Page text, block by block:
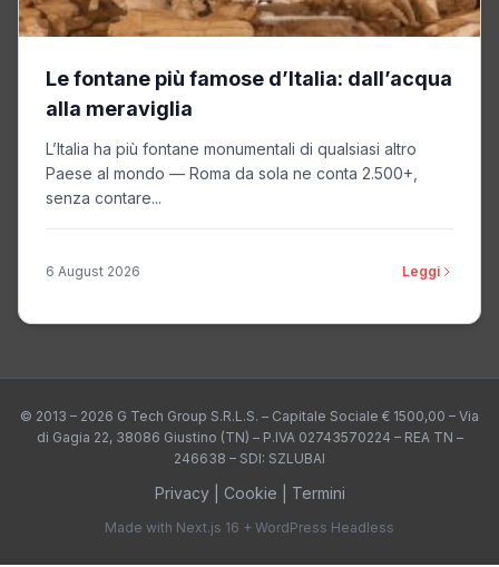
Le fontane più famose d’Italia: dall’acqua
alla meraviglia
L’Italia ha più fontane monumentali di qualsiasi altro
Paese al mondo — Roma da sola ne conta 2.500+,
senza contare...
6 August 2026 Leggi
© 2013 – 2026 G Tech Group S.R.L.S. – Capitale Sociale € 1500,00 – Via
di Gagia 22, 38086 Giustino (TN) – P.IVA 02743570224 – REA TN –
246638 – SDI: SZLUBAI
Privacy Cookie Termini
Made with Next.js 16 + WordPress Headless